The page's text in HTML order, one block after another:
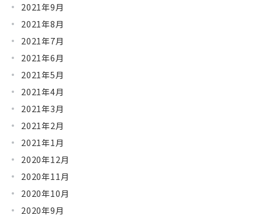
2021年9月
2021年8月
2021年7月
2021年6月
2021年5月
2021年4月
2021年3月
2021年2月
2021年1月
2020年12月
2020年11月
2020年10月
2020年9月